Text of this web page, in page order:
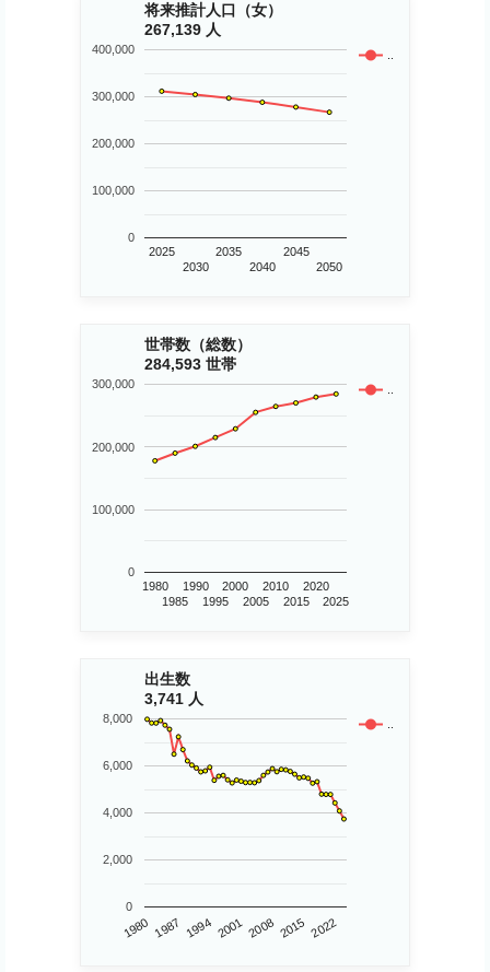
将来推計人口（女）
267,139 人
..
2025
2030
2035
2040
2045
2050
0
100,000
200,000
300,000
400,000
世帯数（総数）
284,593 世帯
..
1980
1985
1990
1995
2000
2005
2010
2015
2020
2025
0
100,000
200,000
300,000
出生数
3,741 人
..
1980 1987 1994 2001 2008 2015 2022
0
2,000
4,000
6,000
8,000